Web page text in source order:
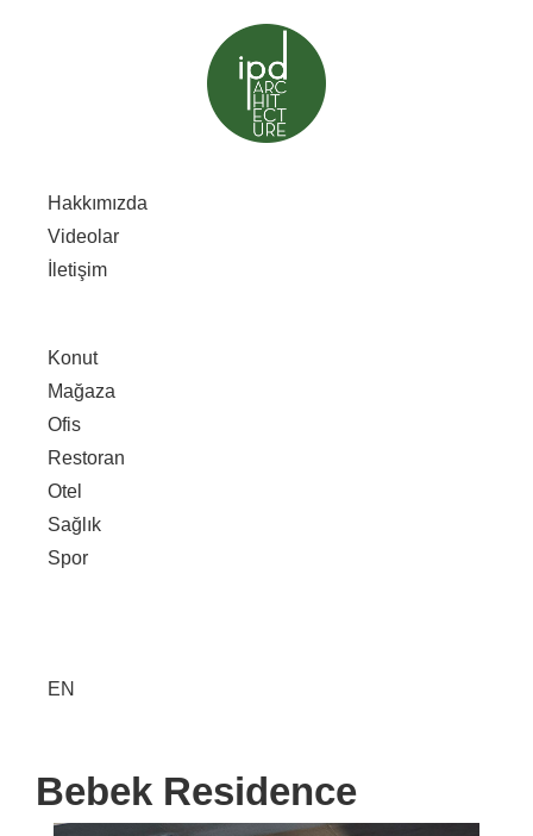
Hakkımızda
Videolar
İletişim
Konut
Mağaza
Ofis
Restoran
Otel
Sağlık
Spor
EN
Bebek Residence